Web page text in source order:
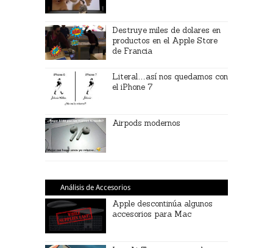
Destruye miles de dolares en
productos en el Apple Store
de Francia
Literal…así nos quedamos con
el iPhone 7
Airpods modernos
Análisis de Accesorios
Apple descontinúa algunos
accesorios para Mac